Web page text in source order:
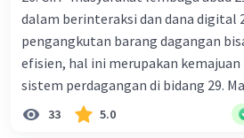
dalam berinteraksi dan dana digital
pengangkutan barang dagangan
efisien, hal ini merupakan
sistem perdagangan di bidang 29.
Manfaat penggunaan teknologi
perdagangan bagi masyarakat 31.
33 5.0